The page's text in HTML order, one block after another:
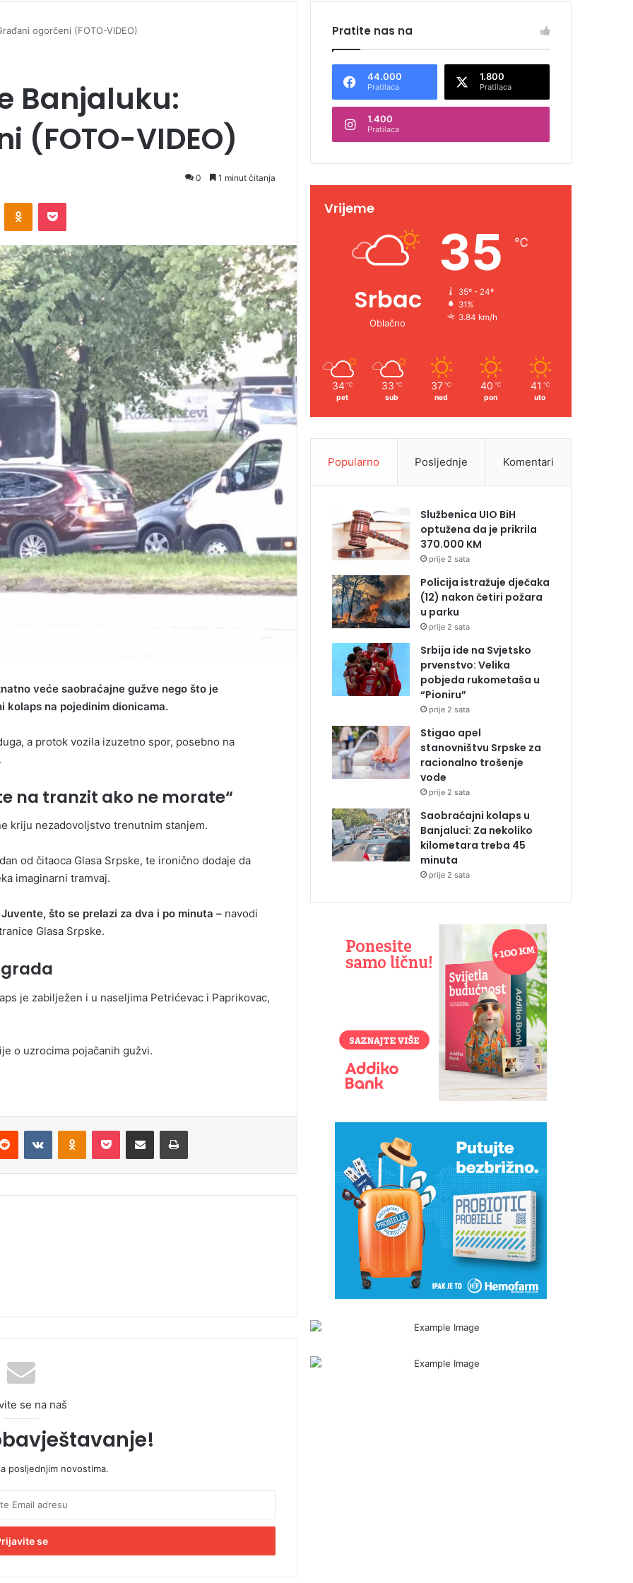
ogorčeni (FOTO-VIDEO)
Banjaluku:
(FOTO-VIDEO)
0 1 minut čitanja
veće saobraćajne gužve nego što je
kolaps na pojedinim dionicama.
a protok vozila izuzetno spor, posebno na
na tranzit ako ne morate“
kriju nezadovoljstvo trenutnim stanjem.
od čitaoca Glasa Srpske, te ironično dodaje da
imaginarni tramvaj.
što se prelazi za dva i po minuta – navodi
Glasa Srpske.
je zabilježen i u naseljima Petrićevac i Paprikovac,
o uzrocima pojačanih gužvi.
se na naš
posljednjim novostima.
Pratite nas na
44.000
Pratilaca
1.800
Pratilaca
1.400
Pratilaca
Vrijeme
Srbac
Oblačno
35 ℃
35º - 24º
31%
3.84 km/h
34 ℃
pet
33 ℃
sub
37 ℃
ned
40 ℃
pon
41 ℃
uto
Popularno Posljednje Komentari
Službenica UIO BiH
optužena da je prikrila
370.000 KM
prije 2 sata
Policija istražuje dječaka
(12) nakon četiri požara
u parku
prije 2 sata
Srbija ide na Svjetsko
prvenstvo: Velika
pobjeda rukometaša u
“Pioniru”
prije 2 sata
Stigao apel
stanovništvu Srpske za
racionalno trošenje
vode
prije 2 sata
Saobraćajni kolaps u
Banjaluci: Za nekoliko
kilometara treba 45
minuta
prije 2 sata